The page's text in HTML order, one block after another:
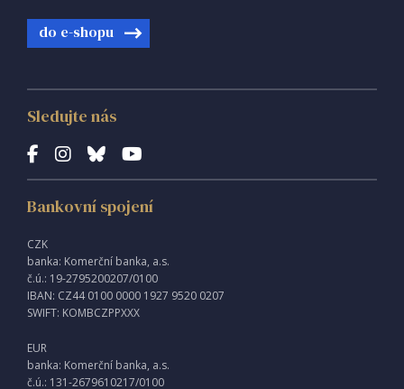
do e-shopu
Sledujte nás
Bankovní spojení
CZK
banka: Komerční banka, a.s.
č.ú.: 19-2795200207/0100
IBAN: CZ44 0100 0000 1927 9520 0207
SWIFT: KOMBCZPPXXX
EUR
banka: Komerční banka, a.s.
č.ú.: 131-2679610217/0100